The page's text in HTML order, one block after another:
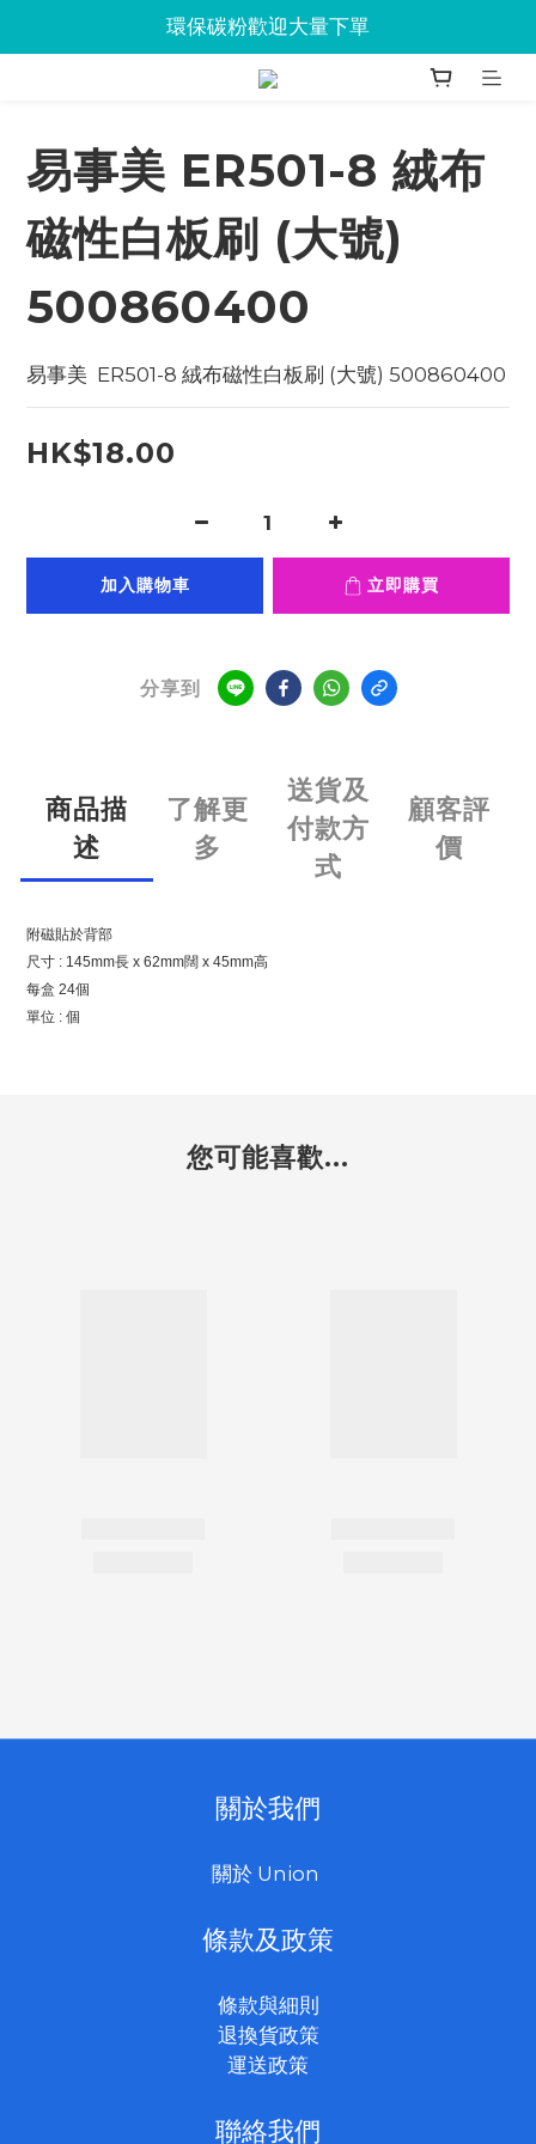
Jabra會議設備企業優惠已抵達Union
環保碳粉歡迎大量下單
Jabra會議設備企業優惠已抵達Union
易事美 ER501-8 絨布
磁性白板刷 (大號)
500860400
易事美  ER501-8 絨布磁性白板刷 (大號) 500860400
HK$18.00
加入購物車 立即購買
分享到
商品描
述
了解更
多
送貨及
付款方
式
顧客評
價
附磁貼於背部
尺寸 : 145mm長 x 62mm闊 x 45mm高
每盒 24個
單位 : 個
您可能喜歡...
關於我們
關於 Union
條款及政策
條款與細則
退換貨政策
運送政策
聯絡我們